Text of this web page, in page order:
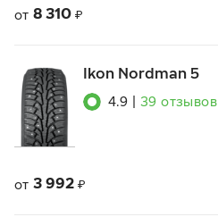
от 8 310 ₽
Ikon Nordman 5
4.9 39 отзывов
от 3 992 ₽